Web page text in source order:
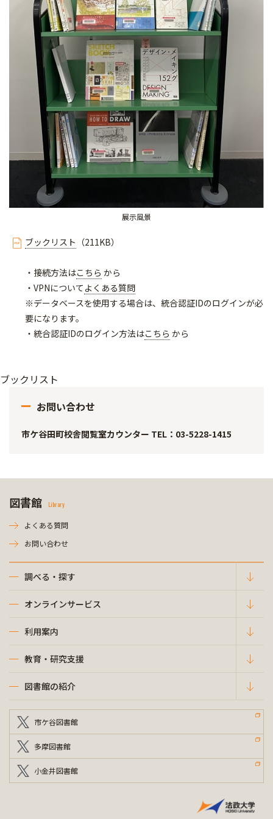
展示風景
ブックリスト （211KB）
・接続方法はこちら から
・VPNについて よくある質問
※データベースを使用する場合は、統合認証IDのログインが必
要になります。
・統合認証IDのログイン方法はこちら から
ブックリスト
お問い合わせ
市ケ谷田町校舎閲覧室カウンター TEL：03-5228-1415
図書館 Library
よくある質問
お問い合わせ
調べる・探す
オンラインサービス
利用案内
教育・研究支援
図書館の紹介
市ケ谷図書館
多摩図書館
小金井図書館